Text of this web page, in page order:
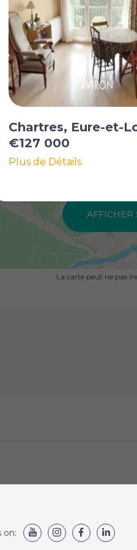
2
2
terrain: 300 m
complète
AFFICHER
La carte peut ne pas
Chartres, Eure-et-
€127 000
Plus de Détails
on: